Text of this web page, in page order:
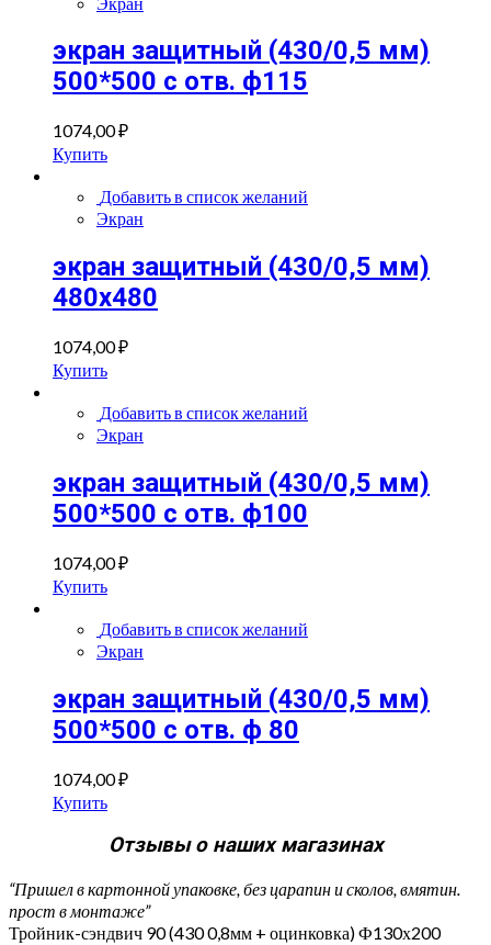
экран защитный (430/0,5 мм)
500*500 с отв. ф115
1074,00₽
Купить
Добавить в список желаний
Экран
экран защитный (430/0,5 мм)
480х480
1074,00₽
Купить
Добавить в список желаний
Экран
экран защитный (430/0,5 мм)
500*500 с отв. ф100
1074,00₽
Купить
Добавить в список желаний
Экран
экран защитный (430/0,5 мм)
500*500 с отв. ф 80
1074,00₽
Купить
Отзывы о наших магазинах
“Пришел в картонной упаковке, без царапин и сколов, вмятин.
прост в монтаже”
Тройник-сэндвич 90 (430 0,8мм + оцинковка) Ф130х200